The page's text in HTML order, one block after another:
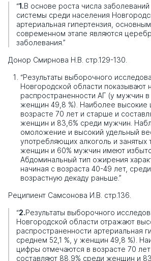
“1.В основе роста числа
системы среди населения
артериальная гипертензия,
современном этапе являются
заболевания.”
Донор Смирнова Н.В. стр.129-130.
“Результаты выборочного
Новгородской области показывают
распространенности АГ (у мужчин в
женщин 49,8 %). Наиболее высокие
возрасте 70 лет и старше и
женщин и 83,6% среди мужчин.
омоложение и высокий удельный
употребляющих алкоголь и занятых
женщин и 60% мужчин имеют
Абдоминальный тип ожирения
начиная с возраста 40-49 лет,
возрастную декаду раньше.”
Реципиент Самсонова И.В. стр.136.
“2.Результаты выборочного
Новгородской области отражают
распространенности артериальная
среднем 52,1 %, у женщин 49,8 %).
цифры отмечаются в возрасте 70
составляют 88,9% среди женщин и